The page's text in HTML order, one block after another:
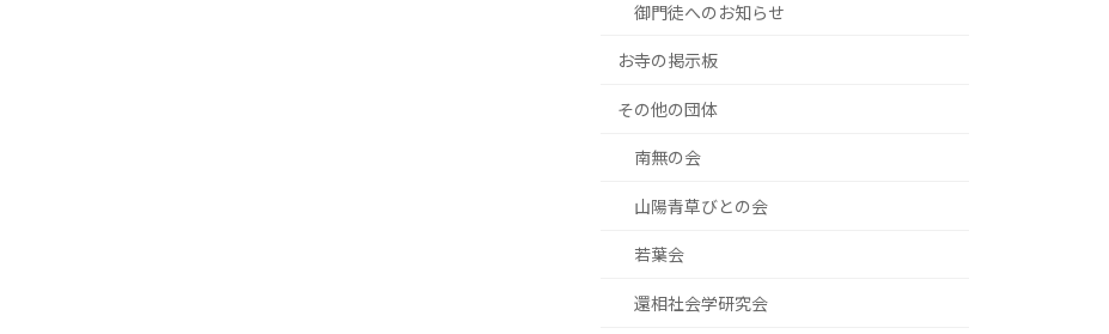
御門徒へのお知らせ
お寺の掲示板
その他の団体
南無の会
山陽青草びとの会
若葉会
還相社会学研究会